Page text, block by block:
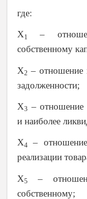
где:
Х1
–
собственному
Х2 – отношение
задолженности;
Х3 – отношение
и наиболее
Х4
–
реализации
Х5
–
собственному;